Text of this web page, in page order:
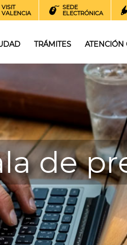
VISIT
VALENCIA
SEDE
ELECTRÓNICA
TRÁMITES
de